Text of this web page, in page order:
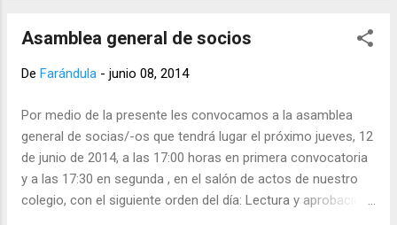
incorporación de nuevas opciones. Comienzo en octubre. En
libros para el curso 2014-2015 . Igualmente pueden
Actualmente en el centro se están realizando
simultáneamente el campus de verano del Ayuntamiento
(hasta 25 de julio), la inmersión lingüística con comedor del
Gobierno de Canarias y el campus de verano del AMPA ,
hasta final...
Asamblea general de socios
De Farándula - junio 08, 2014
Por medio de la presente les convocamos a la asamblea
general de socias/-os que tendrá lugar el próximo jueves, 12
de junio de 2014, a las 17:00 horas en primera convocatoria
y a las 17:30 en segunda , en el salón de actos de nuestro
colegio, con el siguiente orden del día: Lectura y aprobación